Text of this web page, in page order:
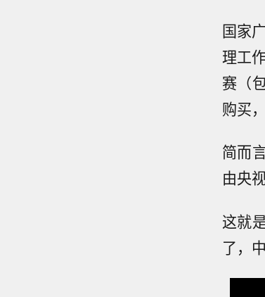
国家
理工
赛（
购买
简而
由央
这就
了，